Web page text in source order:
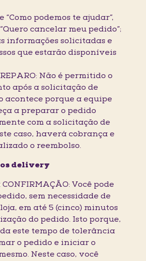
“Como podemos te ajudar”,
cancelar meu pedido”;
informações solicitadas e
que estarão disponíveis
Não é permitido o
após a solicitação de
acontece porque a equipe
a preparar o pedido
com a solicitação de
caso, haverá cobrança e
o reembolso.
delivery
Você pode
sem necessidade de
em até 5 (cinco) minutos
do pedido. Isto porque,
este tempo de tolerância
o pedido e iniciar o
Neste caso, você